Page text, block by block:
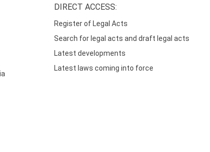
DIRECT ACCESS:
Register of Legal Acts
Search for legal acts and draft legal acts
Latest developments
Latest laws coming into force